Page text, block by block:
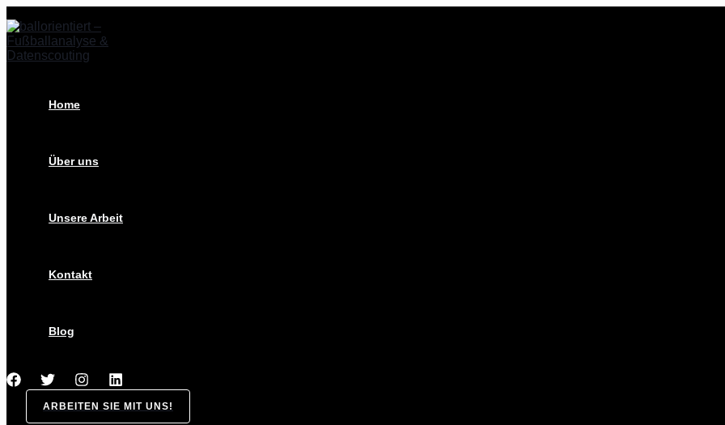
Zum
Inhalt
springen
Home
Über uns
Unsere Arbeit
Kontakt
Blog
ARBEITEN SIE MIT UNS!
Thioune
und
Fortuna
–
Bereit
Saisonstart?